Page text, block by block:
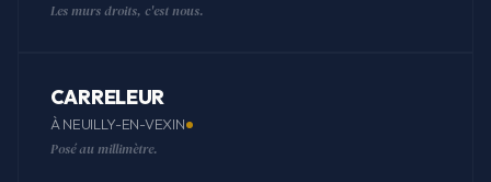
Les murs droits, c'est nous.
CARRELEUR
À NEUILLY-EN-VEXIN
Posé au millimètre.